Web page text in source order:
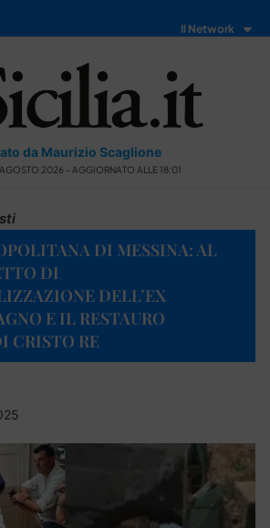
Il Network
da Maurizio Scaglione
2026 - AGGIORNATO ALLE 18:01
DI MESSINA: AL
DI
DELL’EX
E IL RESTAURO
CRISTO RE